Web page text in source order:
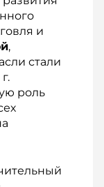
и
,
стали
роль